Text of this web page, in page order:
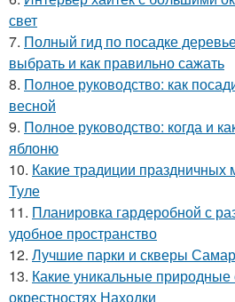
свет
7. Полный гид по посадке
выбрать и как правильно сажать
8. Полное руководство: как
весной
9. Полное руководство: когда и
яблоню
10. Какие традиции праздничных
Туле
11. Планировка гардеробной с
удобное пространство
12. Лучшие парки и скверы
13. Какие уникальные природные
окрестностях Находки